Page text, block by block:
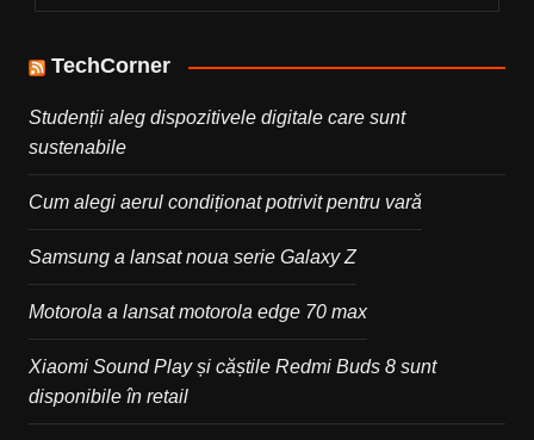
TechCorner
Studenții aleg dispozitivele digitale care sunt
sustenabile
Cum alegi aerul condiționat potrivit pentru vară
Samsung a lansat noua serie Galaxy Z
Motorola a lansat motorola edge 70 max
Xiaomi Sound Play și căștile Redmi Buds 8 sunt
disponibile în retail